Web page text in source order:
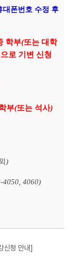
대폰번호 수정 후
학부(또는 대학
로 기변 신청
부(또는 석사)
)
4050, 4060)
신청 안내]